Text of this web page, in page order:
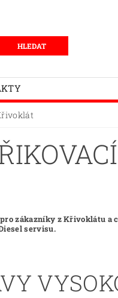
zákazníky z Křivoklátu a
servisu.